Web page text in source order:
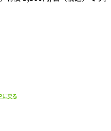
戻る